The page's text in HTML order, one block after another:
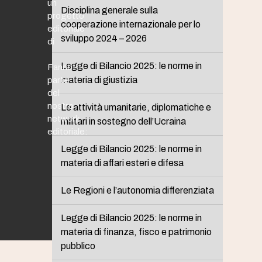
Disciplina generale sulla
cooperazione internazionale per lo
sviluppo 2024 – 2026
Legge di Bilancio 2025: le norme in
materia di giustizia
Le attività umanitarie, diplomatiche e
militari in sostegno dell’Ucraina
Legge di Bilancio 2025: le norme in
materia di affari esteri e difesa
Le Regioni e l’autonomia differenziata
Legge di Bilancio 2025: le norme in
materia di finanza, fisco e patrimonio
pubblico
un
progetto
editoriale
di
Fanno
parte
del
nostro
network
editoriale: